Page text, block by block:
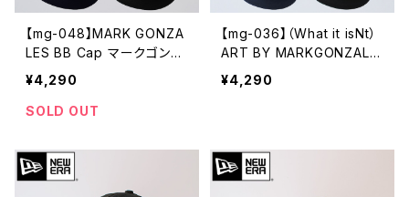
【mg-048】MARK GONZA
LES BB Cap マークゴンザ
レス 刺繍 ベースボールキ
ャップ つば裏 緑 ナチュラル
ネイビー ブラック ユニセッ
気 安い
¥4,290
SOLD OUT
【mg-036】（What it isNt）
ART BY MARKGONZALE
S ワットイットイズント アー
トバイ マークゴンザレス 刺
ユニセックス かっこいい お
しゃれ 人気 安い ブランド
¥4,290